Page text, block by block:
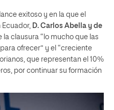
exitoso y en la que el
D. Carlos Abella y de
clausura “lo mucho que las
ofrecer” y el “creciente
que representan el 10%
por continuar su formación